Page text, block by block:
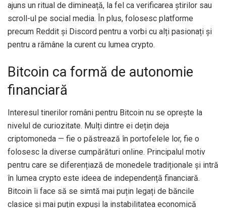
ajuns un ritual de dimineață, la fel ca verificarea știrilor sau
scroll-ul pe social media. În plus, folosesc platforme
precum Reddit și Discord pentru a vorbi cu alți pasionați și
pentru a rămâne la curent cu lumea crypto.
Bitcoin ca formă de autonomie
financiară
Interesul tinerilor români pentru Bitcoin nu se oprește la
nivelul de curiozitate. Mulți dintre ei dețin deja
criptomoneda — fie o păstrează în portofelele lor, fie o
folosesc la diverse cumpărături online. Principalul motiv
pentru care se diferențiază de monedele tradiționale și intră
în lumea crypto este ideea de independență financiară.
Bitcoin îi face să se simtă mai puțin legați de băncile
clasice și mai puțin expuși la instabilitatea economică